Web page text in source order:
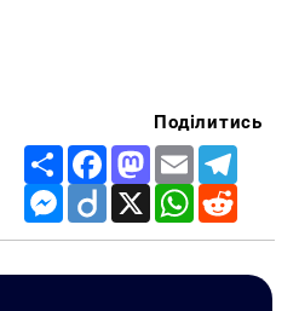
Поділитись
Share FacebookMastodon
Email
Messenger
Diigo X WhatsApp